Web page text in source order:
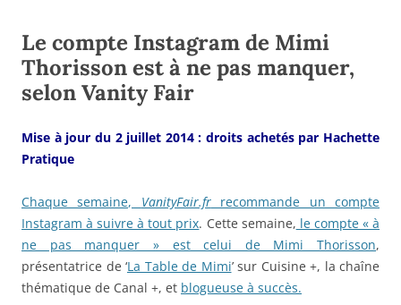
Le compte Instagram de Mimi
Thorisson est à ne pas manquer,
selon Vanity Fair
Mise à jour du 2 juillet 2014 : droits achetés par Hachette
Pratique
Chaque semaine, VanityFair.frrecommande un compte
Instagram à suivre à tout prix. Cette semaine, le compte « à
ne pas manquer » est celui de Mimi Thorisson,
présentatrice de ‘La Table de Mimi’ sur Cuisine +, la chaîne
thématique de Canal +, et blogueuse à succès.